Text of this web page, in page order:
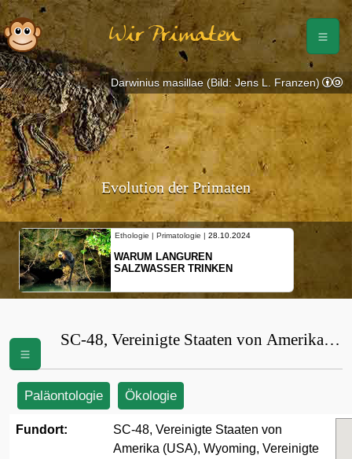
Wir Primaten
Evolution der Primaten
Ethologie | Primatologie | 28.10.2024
WARUM LANGUREN
SALZWASSER TRINKEN
Darwinius masillae (Bild: Jens L. Franzen)
SC-48, Vereinigte Staaten von Amerika
Paläontologie Ökologie
Fundort:
SC-48, Vereinigte Staaten von
Amerika (USA), Wyoming, Vereinigte